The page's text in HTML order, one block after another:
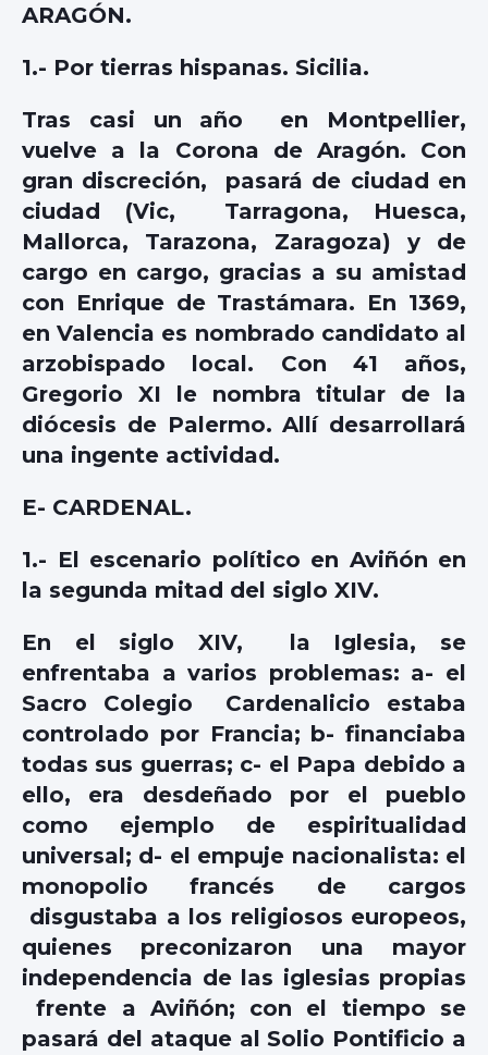
ARAGÓN.
1.- Por tierras hispanas. Sicilia.
Tras casi un año en Montpellier,
vuelve a la Corona de Aragón. Con
gran discreción, pasará de ciudad en
ciudad (Vic, Tarragona, Huesca,
Mallorca, Tarazona, Zaragoza) y de
cargo en cargo, gracias a su amistad
con Enrique de Trastámara. En 1369,
en Valencia es nombrado candidato al
arzobispado local. Con 41 años,
Gregorio XI le nombra titular de la
diócesis de Palermo. Allí desarrollará
una ingente actividad.
E- CARDENAL.
1.- El escenario político en Aviñón en
la segunda mitad del siglo XIV.
En el siglo XIV,
la Iglesia, se
enfrentaba a varios problemas: a- el
Sacro Colegio Cardenalicio estaba
controlado por Francia; b- financiaba
todas sus guerras; c- el Papa debido a
ello, era desdeñado por el pueblo
como ejemplo de espiritualidad
universal; d- el empuje nacionalista: el
monopolio francés de cargos
disgustaba a los religiosos europeos,
quienes preconizaron una mayor
independencia de las iglesias propias
frente a Aviñón; con el tiempo se
pasará del ataque al Solio Pontificio a